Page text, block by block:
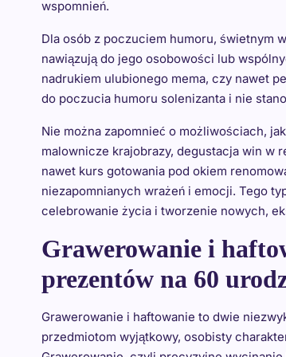
wspomnień.
Dla osób z poczuciem humoru, świetnym
nawiązują do jego osobowości lub
nadrukiem ulubionego mema, czy nawet
do poczucia humoru solenizanta i nie
Nie można zapomnieć o możliwościach,
malownicze krajobrazy, degustacja win w
nawet kurs gotowania pod okiem
niezapomnianych wrażeń i emocji. Tego
celebrowanie życia i tworzenie nowych,
Grawerowanie i
prezentów na 60
Grawerowanie i haftowanie to dwie
przedmiotom wyjątkowy, osobisty